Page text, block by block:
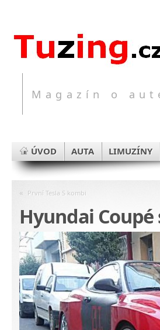
Magazín o
ÚVOD AUTA LIMUZÍNY
« První Tesla S kombi
Hyundai